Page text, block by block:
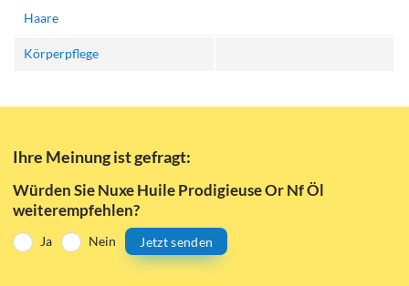
Haare
Körperpflege
Ihre Meinung ist gefragt:
Würden Sie Nuxe Huile Prodigieuse Or Nf Öl
weiterempfehlen?
Ja Nein Jetzt senden